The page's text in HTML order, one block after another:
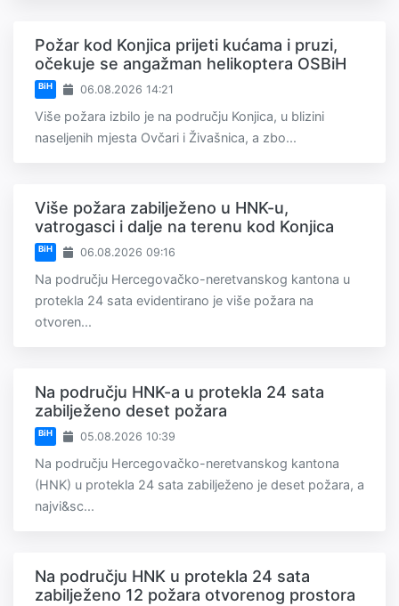
Požar kod Konjica prijeti kućama i pruzi,
očekuje se angažman helikoptera OSBiH
BiH 06.08.2026 14:21
Više požara izbilo je na području Konjica, u blizini
naseljenih mjesta Ovčari i Živašnica, a zbo...
Više požara zabilježeno u HNK-u,
vatrogasci i dalje na terenu kod Konjica
BiH 06.08.2026 09:16
Na području Hercegovačko-neretvanskog kantona u
protekla 24 sata evidentirano je više požara na
otvoren...
Na području HNK-a u protekla 24 sata
zabilježeno deset požara
BiH 05.08.2026 10:39
Na području Hercegovačko-neretvanskog kantona
(HNK) u protekla 24 sata zabilježeno je deset požara, a
najvi&sc...
Na području HNK u protekla 24 sata
zabilježeno 12 požara otvorenog prostora